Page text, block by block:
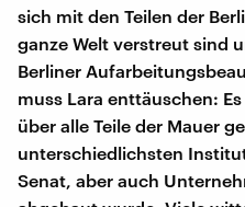
sich mit den Teilen der
ganze Welt verstreut sind
Berliner
muss Lara enttäuschen:
über alle Teile der Mauer
unterschiedlichsten
Senat, aber auch